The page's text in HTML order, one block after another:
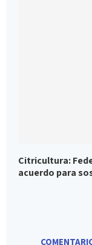
Citricultura:
acuerdo para